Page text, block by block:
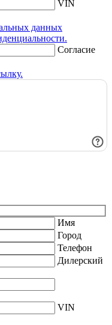
VIN
данных
Согласие
Имя
Город
Телефон
Дилерский
VIN